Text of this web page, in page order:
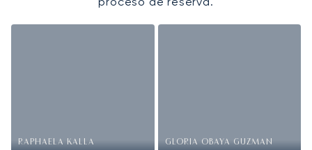
RAPHAELA KALLA GLORIA OBAYA GUZMAN